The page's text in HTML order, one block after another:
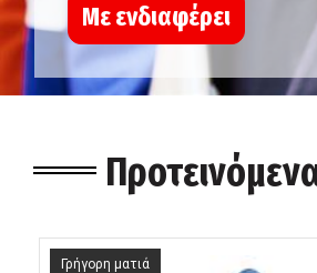
Με ενδιαφέρει
Γρήγορη ματιά